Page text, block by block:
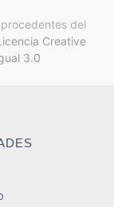
del
Creative
3.0